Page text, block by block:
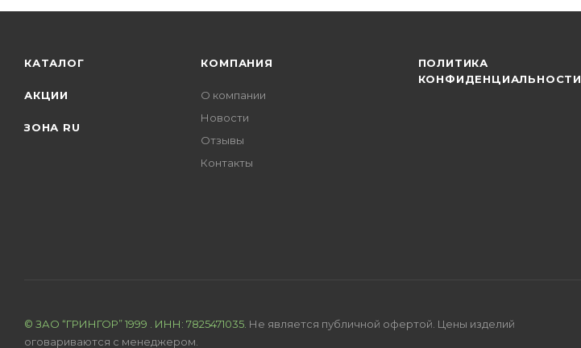
КАТАЛОГ
АКЦИИ
ЗОНА RU
КОМПАНИЯ
О компании
Новости
Отзывы
Контакты
ПОЛИТИКА
КОНФИДЕНЦИАЛЬНОСТИ
© ЗАО “ГРИНГОР”1999 . ИНН: 7825471035. Не является публичной офертой. Цены изделий
оговариваются с менеджером.